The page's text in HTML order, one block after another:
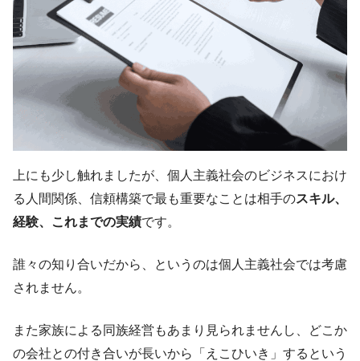
上にも少し触れましたが、個人主義社会のビジネスにおけ
る人間関係、信頼構築で最も重要なことは相手のスキル、
経験、これまでの実績です。
誰々の知り合いだから、というのは個人主義社会では考慮
されません。
また家族による同族経営もあまり見られませんし、どこか
の会社との付き合いが長いから「えこひいき」するという